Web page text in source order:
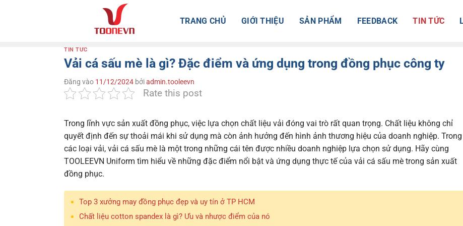
TRANG CHỦ GIỚI THIỆU SẢN PHẨM FEEDBACK TIN TỨC
TIN TỨC
Vải cá sấu mè là gì? Đặc điểm và ứng dụng trong đồng phục công ty
Đăng vào 11/12/2024 bởiadmin.tooleevn
Rate this post
Trong lĩnh vực sản xuất đồng phục, việc lựa chọn chất liệu vải đóng vai trò rất quan trọng. Chất liệu không chỉ
quyết định đến sự thoải mái khi sử dụng mà còn ảnh hưởng đến hình ảnh thương hiệu của doanh nghiệp.
các loại vải, vải cá sấu mè là một trong những cái tên được nhiều doanh nghiệp lựa chọn sử dụng. Hãy cùng
TOOLEEVN Uniform tìm hiểu về những đặc điểm nổi bật và ứng dụng thực tế của vải cá sấu mè trong sản xuất
đồng phục.
Top 3 xưởng may đồng phục đẹp và uy tín ở TP HCM
Chất liệu cotton spandex là gì? Ưu và nhược điểm của nó